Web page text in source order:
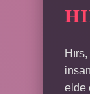
elde